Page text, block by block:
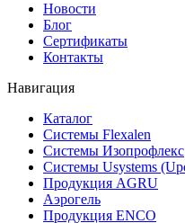
Новости
Блог
Сертификаты
Контакты
Навигация
Каталог
Системы Flexalen
Системы Изопрофлекс
Системы Usystems
Продукция AGRU
Аэрогель
Продукция ENCO